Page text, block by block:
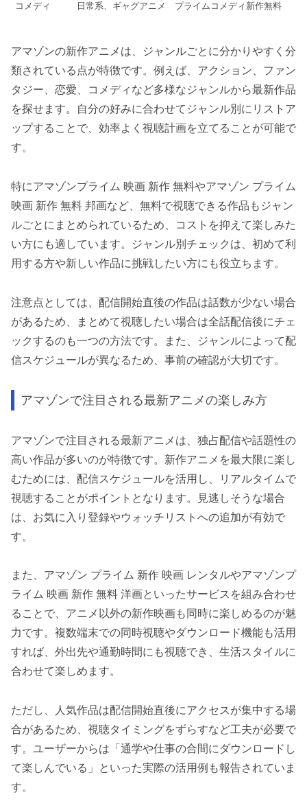
コメディ 日常系、ギャグアニメ プライムコメディ新作無料
アマゾンの新作アニメは、ジャンルごとに分かりやすく分
類されている点が特徴です。例えば、アクション、ファン
タジー、恋愛、コメディなど多様なジャンルから最新作品
を探せます。自分の好みに合わせてジャンル別にリストア
ップすることで、効率よく視聴計画を立てることが可能で
す。
特にアマゾンプライム 映画 新作 無料やアマゾン プライム
映画 新作 無料 邦画など、無料で視聴できる作品もジャン
ルごとにまとめられているため、コストを抑えて楽しみた
い方にも適しています。ジャンル別チェックは、初めて利
用する方や新しい作品に挑戦したい方にも役立ちます。
注意点としては、配信開始直後の作品は話数が少ない場合
があるため、まとめて視聴したい場合は全話配信後にチェ
ックするのも一つの方法です。また、ジャンルによって配
信スケジュールが異なるため、事前の確認が大切です。
アマゾンで注目される最新アニメの楽しみ方
アマゾンで注目される最新アニメは、独占配信や話題性の
高い作品が多いのが特徴です。新作アニメを最大限に楽し
むためには、配信スケジュールを活用し、リアルタイムで
視聴することがポイントとなります。見逃しそうな場合
は、お気に入り登録やウォッチリストへの追加が有効で
す。
また、アマゾン プライム 新作 映画 レンタルやアマゾンプ
ライム 映画 新作 無料 洋画といったサービスを組み合わせ
ることで、アニメ以外の新作映画も同時に楽しめるのが魅
力です。複数端末での同時視聴やダウンロード機能も活用
すれば、外出先や通勤時間にも視聴でき、生活スタイルに
合わせて楽しめます。
ただし、人気作品は配信開始直後にアクセスが集中する場
合があるため、視聴タイミングをずらすなど工夫が必要で
す。ユーザーからは「通学や仕事の合間にダウンロードし
て楽しんでいる」といった実際の活用例も報告されていま
す。